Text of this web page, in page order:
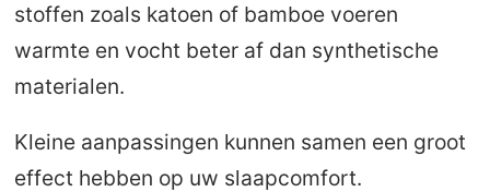
stoffen zoals katoen of bamboe voeren
warmte en vocht beter af dan synthetische
materialen.
Kleine aanpassingen kunnen samen een groot
effect hebben op uw slaapcomfort.